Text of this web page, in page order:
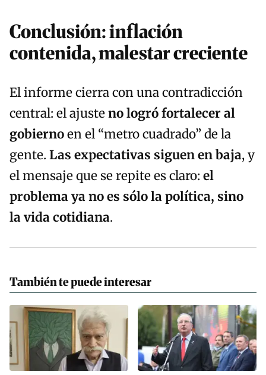
Conclusión: inflación
contenida, malestar creciente
El informe cierra con una contradicción
central: el ajusteno logró fortalecer al
gobiernoen el “metro cuadrado” de la
gente. Las expectativas siguen en baja, y
el mensaje que se repite es claro: el
problema ya no es sólo la política, sino
la vida cotidiana.
También te puede interesar